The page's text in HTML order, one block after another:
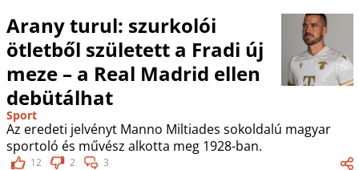
Arany turul: szurkolói
ötletből született a Fradi új
meze – a Real Madrid ellen
debütálhat
Sport
Az eredeti jelvényt Manno Miltiades sokoldalú magyar
sportoló és művész alkotta meg 1928-ban.
12 2 3